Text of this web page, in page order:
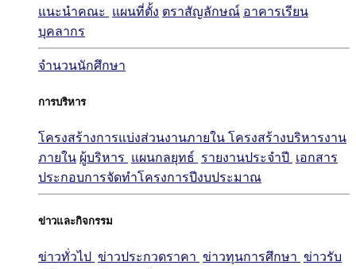
แนะนำคณะ
แผนที่ตั้ง ตราสัญลักษณ์ อาคารเรียน
บุคลากร
จำนวนนักศึกษา
การบริหาร
โครงสร้างการแบ่งส่วนงานภายใน โครงสร้างบริหารงาน
ภายใน ผู้บริหาร แผนกลยุทธ์ รายงานประจำปี
เอกสาร
ประกอบการจัดทำโครงการปีงบประมาณ
ข่าวและกิจกรรม
ข่าวทั่วไป ข่าวประกวดราคา ข่าวทุนการศึกษา ข่าวรับ